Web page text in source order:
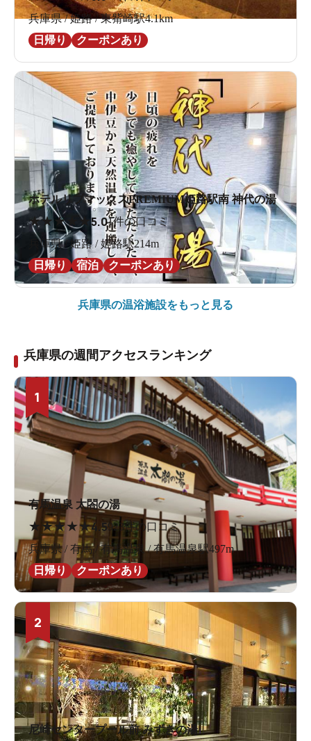
兵庫県 / 姫路 / 東觜崎駅4.1km
日帰り
クーポンあり
ホテルリブマックスPREMIUM姫路駅南 神代の湯
★★★★ ★ 5.01件の口コミ
兵庫県 / 姫路 / 姫路駅214m
日帰り
宿泊 クーポンあり
兵庫県の温浴施設をもっと見る
兵庫県の週間アクセスランキング
1
有馬温泉 太閤の湯
★ ★★★★4.5923件の口コミ
兵庫県 / 有馬 / 有馬温泉 / 有馬温泉駅497m
日帰り
クーポンあり
2
尼崎センタープール前 みずきの湯